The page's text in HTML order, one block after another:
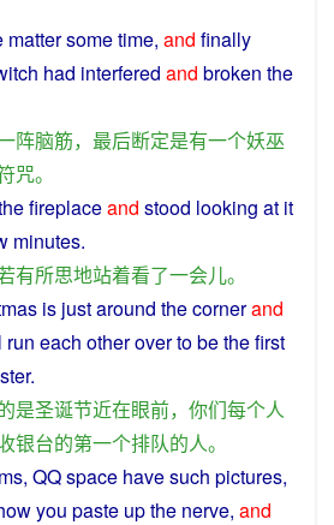
mattersometime, and finally
had interfered and broken the
阵脑筋， 最后断定是有一个妖巫
咒。
fireplaceand stood looking at it
minutes.
有所思地站着看了一会儿。
is just around thecornerand
run each other overtobe thefirst
是圣诞节近在眼前， 你们每个人
银台的第一个排队的人。
, QQ space havesuch pictures,
you paste upthe nerve, and